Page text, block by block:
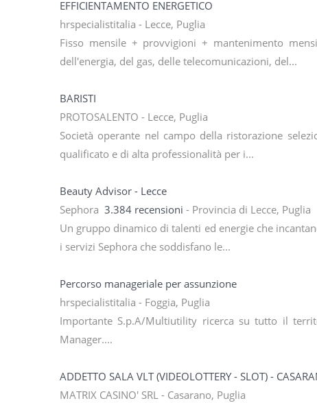
EFFICIENTAMENTO ENERGETICO
hrspecialistitalia - Lecce, Puglia
Fisso mensile + provvigioni + mantenimento
dell'energia, del gas, delle telecomunicazioni, del...
BARISTI
PROTOSALENTO - Lecce, Puglia
Società operante nel campo della ristorazione
qualificato e di alta professionalità per i...
Beauty Advisor - Lecce
Sephora 3.384 recensioni - Provincia di Lecce, Puglia
Un gruppo dinamico di talenti ed energie che
i servizi Sephora che soddisfano le...
Percorso manageriale per assunzione
hrspecialistitalia - Foggia, Puglia
Importante S.p.A/Multiutility ricerca su tutto il
Manager....
ADDETTO SALA VLT (VIDEOLOTTERY - SLOT) -
MATRIX CASINO' SRL - Casarano, Puglia